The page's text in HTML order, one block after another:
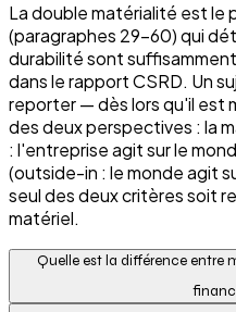
La double matérialité est le
(paragraphes 29–60) qui
durabilité sont
dans le rapport CSRD. Un
reporter — dès lors qu'il est
des deux perspectives : la
: l'entreprise agit sur le
(outside-in : le monde agit
seul des deux critères soit
matériel.
Quelle est la différence entre